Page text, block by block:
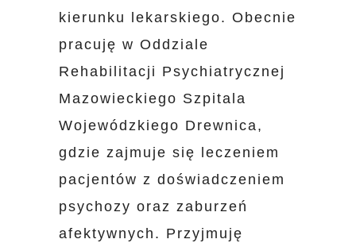
kierunku lekarskiego. Obecnie
pracuję w Oddziale
Rehabilitacji Psychiatrycznej
Mazowieckiego Szpitala
Wojewódzkiego Drewnica,
gdzie zajmuje się leczeniem
pacjentów z doświadczeniem
psychozy oraz zaburzeń
afektywnych. Przyjmuję